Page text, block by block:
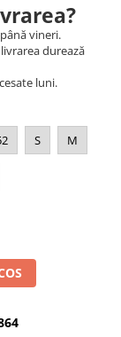
vineri.
durează
luni.
S M